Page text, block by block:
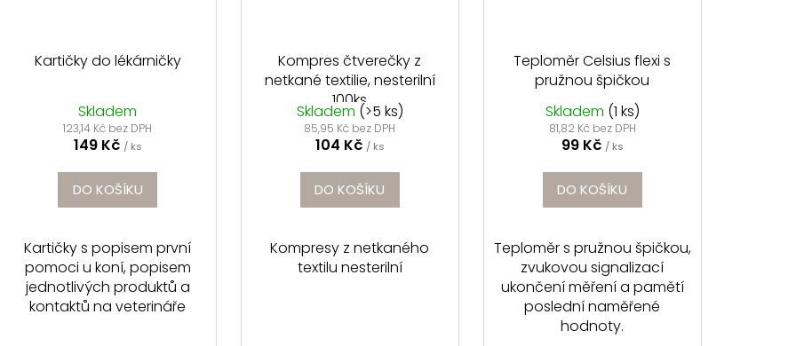
Kartičky do lékárničky
Skladem
123,14 Kč bez DPH
149 Kč / ks
DO KOŠÍKU
Kartičky s popisem první
pomoci u koní, popisem
jednotlivých produktů a
kontaktů na veterináře
Kompres čtverečky z
netkané textilie, nesterilní
100ks
Skladem (>5 ks)
85,95 Kč bez DPH
104 Kč / ks
DO KOŠÍKU
Kompresy z netkaného
textilu nesterilní
Teploměr Celsius flexi s
pružnou špičkou
Skladem (1 ks)
81,82 Kč bez DPH
99 Kč / ks
DO KOŠÍKU
Teploměr s pružnou špičkou,
zvukovou signalizací
ukončení měření a pamětí
poslední naměřené
hodnoty.